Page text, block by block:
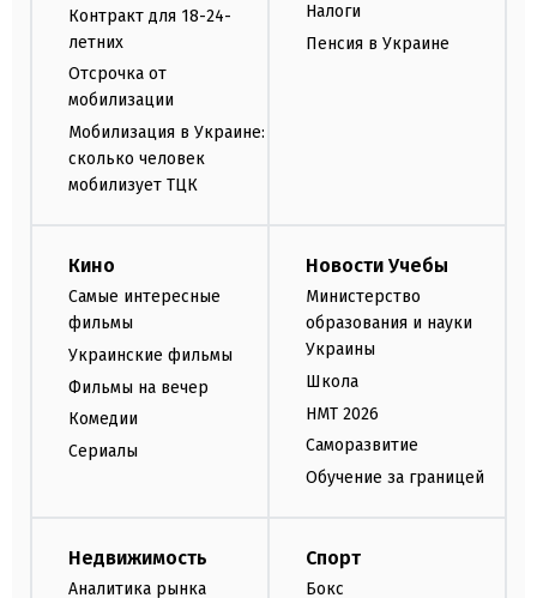
Контракт для 18-24-
летних
Отсрочка от
мобилизации
Мобилизация в Украине:
сколько человек
мобилизует ТЦК
Налоги
Пенсия в Украине
Кино
Самые интересные
фильмы
Украинские фильмы
Фильмы на вечер
Комедии
Сериалы
Новости Учебы
Министерство
образования и науки
Украины
Школа
НМТ 2026
Саморазвитие
Обучение за границей
Недвижимость
Аналитика рынка
Спорт
Бокс